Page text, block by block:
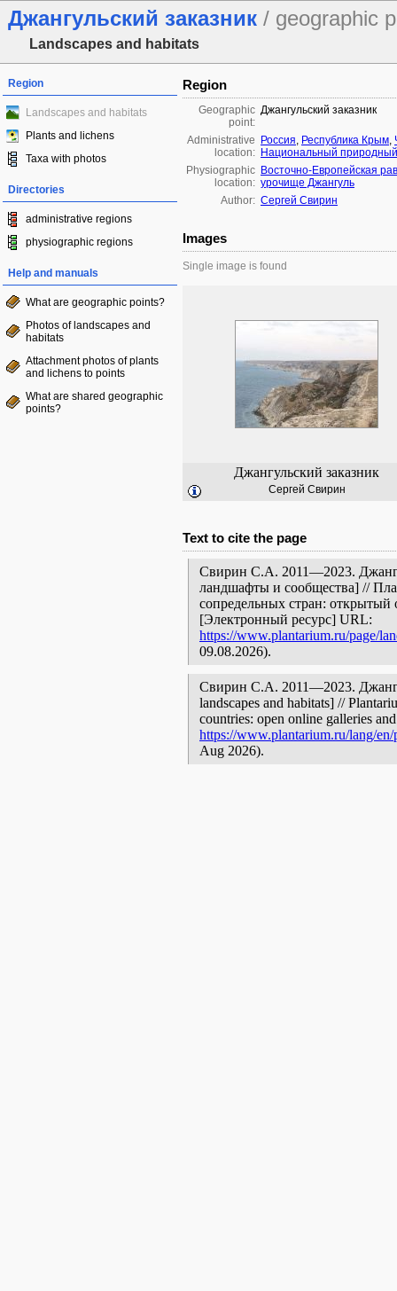
Джангульский заказник / geographic
Landscapes and habitats
Region
Landscapes and habitats
Plants and lichens
Taxa with photos
Directories
administrative regions
physiographic regions
Help and manuals
What are geographic points?
Photos of landscapes and
habitats
Attachment photos of plants
and lichens to points
What are shared geographic
points?
Region
Geographic
point:
Джангульский заказник
Administrative
location:
Россия, Республика Крым,
Национальный природный
Physiographic
location:
Восточно-Европейская
урочище Джангуль
Author: Сергей Свирин
Images
Single image is found
Джангульский заказник
Сергей Свирин
Text to cite the page
Свирин С.А. 2011—2023.
ландшафты и сообщества] //
сопредельных стран: открытый
[Электронный ресурс] URL:
https://www.plantarium.ru/page/
09.08.2026).
Свирин С.А. 2011—2023.
landscapes and habitats] //
countries: open online galleries
https://www.plantarium.ru/lang/
Aug 2026).